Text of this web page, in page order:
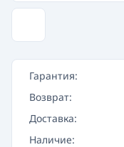
Гарантия:
Возврат:
Доставка:
Наличие: